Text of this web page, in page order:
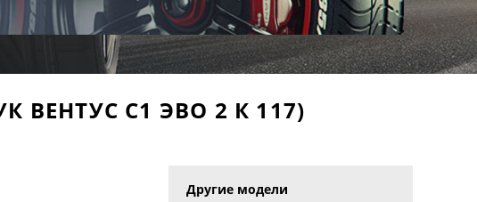
ВЕНТУС С1 ЭВО 2 К 117)
Другие модели